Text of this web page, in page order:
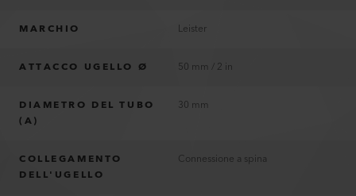
MARCHIO Leister
ATTACCO UGELLO Ø 50 mm / 2 in
DIAMETRO DEL TUBO
(A)
30 mm
COLLEGAMENTO
DELL'UGELLO
Connessione a spina